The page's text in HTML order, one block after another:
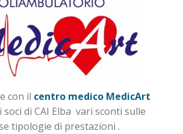
con il centro medico MedicArt
soci di CAI Elba vari sconti sulle
tipologie di prestazioni .